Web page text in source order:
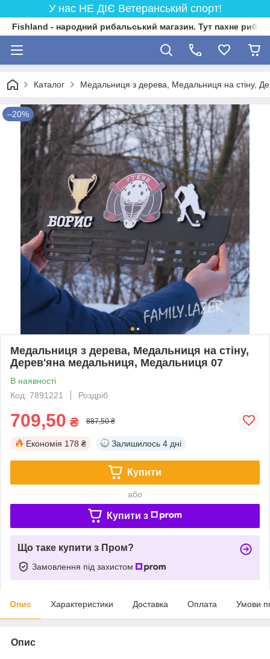
У нас НЕ ДІЄ Ветеранський спорт!
Fishland - народний рибальський магазин. Тут пахне
Каталог Медальниця з дерева, Медальниця на стіну,
–20%
Медальниця з дерева, Медальниця на стіну,
Дерев'яна медальниця, Медальниця 07
В наявності
Код: 7891221
Роздріб
709,50 ₴ 887,50 ₴
Економія 178 ₴ Залишилось 4 дні
Купити
або
Купити з
Що таке купити з Пром?
Замовлення під захистом
Опис Характеристики Доставка Оплата Умови
Опис